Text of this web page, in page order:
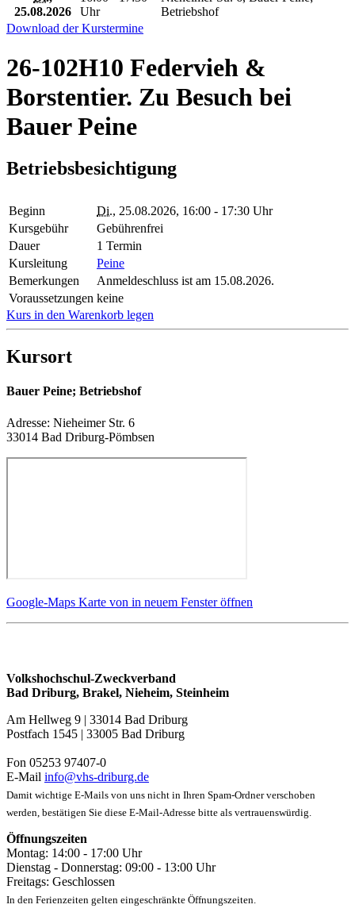
25.08.2026
Uhr
Betriebshof
Download der Kurstermine
26-102H10 Federvieh &
Borstentier. Zu Besuch bei
Bauer Peine
Betriebsbesichtigung
Beginn Di., 25.08.2026, 16:00 - 17:30 Uhr
Kursgebühr
Gebührenfrei
Dauer
1 Termin
Kursleitung
Peine
Bemerkungen
Anmeldeschluss ist am 15.08.2026.
Voraussetzungen keine
Kurs in den Warenkorb legen
Kursort
Bauer Peine; Betriebshof
Adresse: Nieheimer Str. 6
33014 Bad Driburg-Pömbsen
Google-Maps Karte von in neuem Fenster öffnen
Volkshochschul-Zweckverband
Bad Driburg, Brakel, Nieheim, Steinheim
Am Hellweg 9 | 33014 Bad Driburg
Postfach 1545 | 33005 Bad Driburg
Fon 05253 97407-0
E-Mail info@vhs-driburg.de
Damit wichtige E-Mails von uns nicht in Ihren Spam-Ordner verschoben
werden, bestätigen Sie diese E-Mail-Adresse bitte als vertrauenswürdig.
Öffnungszeiten
Montag: 14:00 - 17:00 Uhr
Dienstag - Donnerstag: 09:00 - 13:00 Uhr
Freitags: Geschlossen
In den Ferienzeiten gelten eingeschränkte Öffnungszeiten.